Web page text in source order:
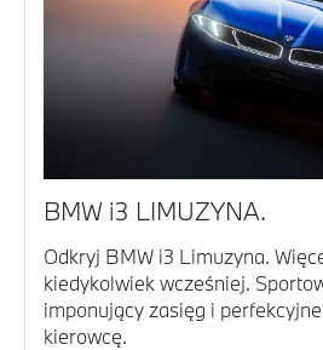
BMW i3 LIMUZYNA.
Odkryj BMW i3 Limuzyna.
kiedykolwiek wcześniej.
imponujący zasięg i
kierowcę.